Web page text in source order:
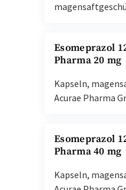
Esomeprazol
Pharma 20 mg
Kapseln,
Acurae Pharma
Esomeprazol
Pharma 40 mg
Kapseln,